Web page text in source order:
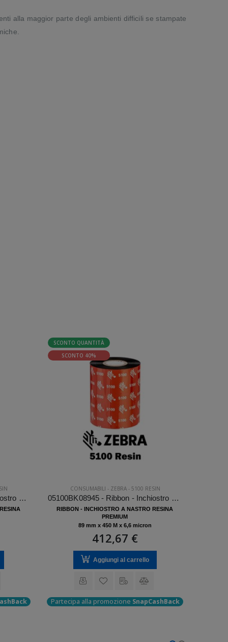
alla maggior parte degli ambienti difficili se stampate
05100BK08345 - Ribbon - Inchiostro a nastro Zebra 5100 Resin
SCONTO QUANTITÀ
SCONTO 40%
CONSUMABILI - ZEBRA- 5100 RESIN
05100BK08945 - Ribbon - Inchiostro a nastro Zebra 5100 Resin
RIBBON - INCHIOSTRO A NASTRO RESINA
PREMIUM
89 mm x 450 M x 6,6 micron
412,67 €
Aggiungi al carrello
Partecipa alla promozione SnapCashBack